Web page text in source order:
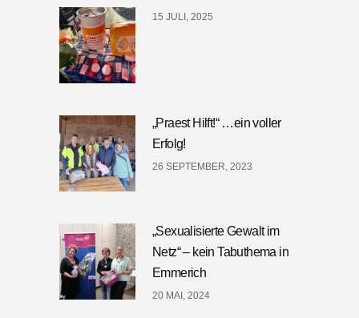
15 JULI, 2025
„Praest Hilft!“ …ein voller
Erfolg!
26 SEPTEMBER, 2023
„Sexualisierte Gewalt im
Netz“ – kein Tabuthema in
Emmerich
20 MAI, 2024